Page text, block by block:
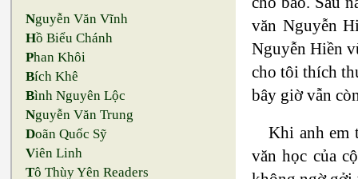
Nguyễn Văn Vĩnh
Hồ Biểu Chánh
Phan Khôi
Bích Khê
Bình Nguyên Lộc
Nguyễn Văn Trung
Doãn Quốc Sỹ
Viên Linh
Tô Thùy Yên Readers
văn Nguyễn
Nguyễn Hiền
cho tôi thích
bây giờ vẫn
Khi anh em
văn học của